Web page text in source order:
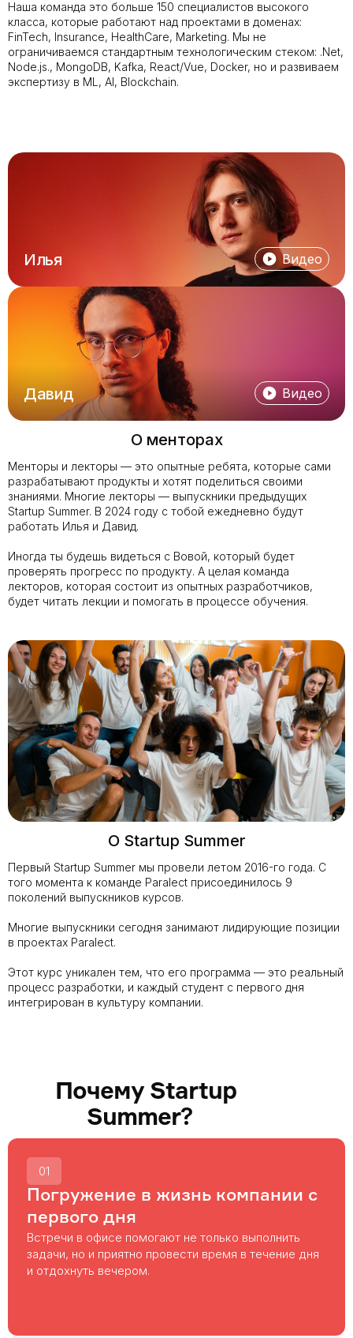
Наша команда это больше 150 специалистов высокого
класса, которые работают над проектами в доменах:
FinTech, Insurance, HealthCare, Marketing. Мы не
ограничиваемся стандартным технологическим стеком: .Net,
Node.js., MongoDB, Kafka, React/Vue, Docker, но и развиваем
экспертизу в ML, AI, Blockchain.
О менторах
Менторы и лекторы — это опытные ребята, которые сами
разрабатывают продукты и хотят поделиться своими
знаниями. Многие лекторы — выпускники предыдущих
Startup Summer. В 2024 году с тобой ежедневно будут
работать Илья и Давид.
Иногда ты будешь видеться с Вовой, который будет
проверять прогресс по продукту. А целая команда
лекторов, которая состоит из опытных разработчиков,
будет читать лекции и помогать в процессе обучения.
Илья Видео
Давид Видео
О Startup Summer
Первый Startup Summer мы провели летом 2016-го года. С
того момента к команде Paralect присоединилось 9
поколений выпускников курсов.
Многие выпускники сегодня занимают лидирующие позиции
в проектах Paralect.
Этот курс уникален тем, что его программа — это реальный
процесс разработки, и каждый студент с первого дня
интегрирован в культуру компании.
Почему Startup
Summer?
01
Погружение в жизнь компании с
первого дня
Встречи в офисе помогают не только выполнить
задачи, но и приятно провести время в течение дня
и отдохнуть вечером.